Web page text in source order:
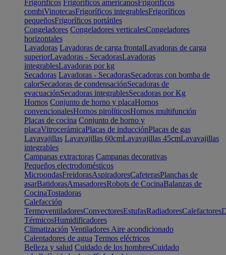
Frigoríficos Frigoríficos americanosFrigoríficos
combiVinotecasFrigoríficos integrablesFrigoríficos
pequeñosFrigoríficos portátiles
Congeladores Congeladores verticalesCongeladores
horizontales
Lavadoras Lavadoras de carga frontalLavadoras de carga
superiorLavadoras - SecadorasLavadoras
integrablesLavadoras por kg
Secadoras Lavadoras - SecadorasSecadoras con bomba de
calorSecadoras de condensaciónSecadoras de
evacuaciónSecadoras integrablesSecadoras por Kg
Hornos Conjunto de horno y placaHornos
convencionalesHornos pirolíticosHornos multifunción
Placas de cocina Conjunto de horno y
placaVitrocerámicaPlacas de inducciónPlacas de gas
Lavavajillas Lavavajillas 60cmLavavajillas 45cmLavavajillas
integrables
Campanas extractoras Campanas decorativas
Pequeños electrodomésticos
MicroondasFreidorasAspiradoresCafeterasPlanchas de
asarBatidorasAmasadoresRobots de CocinaBalanzas de
CocinaTostadoras
Calefacción
TermoventiladoresConvectoresEstufasRadiadoresCalefactores
TérmicosHumidificadores
Climatización Ventiladores Aire acondicionado
Calentadores de agua Termos eléctricos
Belleza y salud Cuidado de los hombresCuidado